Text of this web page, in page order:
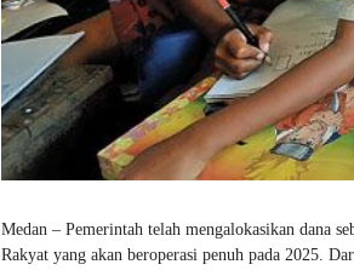
Medan – Pemerintah telah mengalokasikan dana
Rakyat yang akan beroperasi penuh pada 2025.